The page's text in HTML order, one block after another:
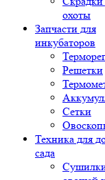
охоты
Запчасти для
инкубаторов
Решетки
Сетки
Техника для
сада